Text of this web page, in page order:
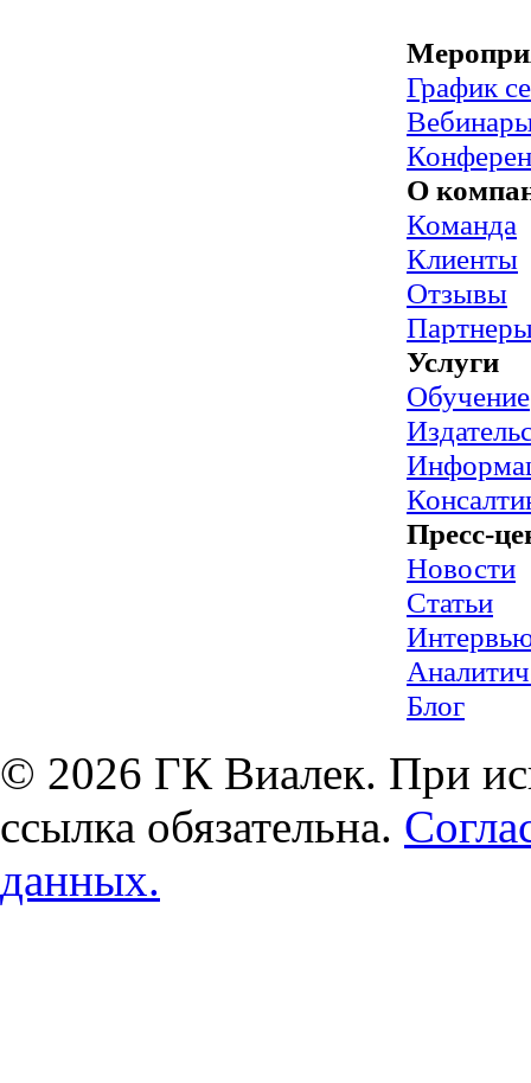
График
О
Команда
Клиенты
Отзывы
Услуги
Обучение
Пресс-
Новости
Статьи
Блог
© 2026 ГК Виалек. При
ссылка обязательна.
данных.